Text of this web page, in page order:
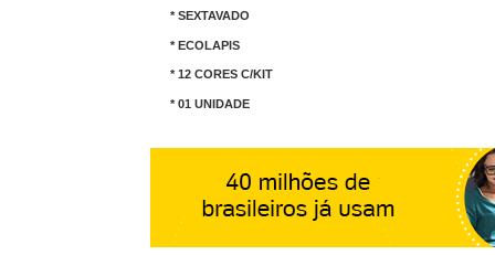
* SEXTAVADO
* ECOLAPIS
* 12 CORES C/KIT
* 01 UNIDADE